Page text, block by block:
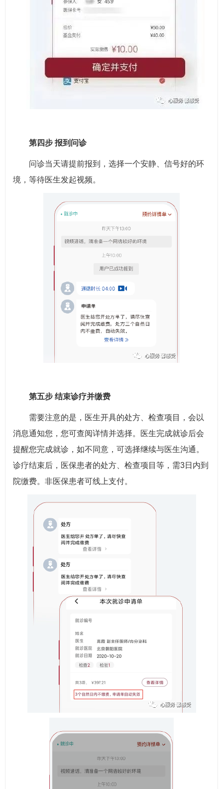
第四步 报到问诊
问诊当天请提前报到，选择一个安静、信号好的环
境，等待医生发起视频。
第五步 结束诊疗并缴费
需要注意的是，医生开具的处方、检查项目，会以
消息通知您，您可查阅详情并选择。医生完成就诊后会
提醒您完成就诊，如不同意，可选择继续与医生沟通。
诊疗结束后，医保患者的处方、检查项目等，需3日内到
院缴费。非医保患者可线上支付。